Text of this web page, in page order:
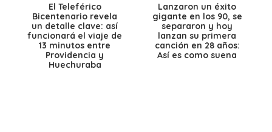
El Teleférico
Bicentenario revela
un detalle clave: así
funcionará el viaje de
13 minutos entre
Providencia y
Huechuraba
Lanzaron un éxito
gigante en los 90, se
separaron y hoy
lanzan su primera
canción en 28 años:
Así es como suena